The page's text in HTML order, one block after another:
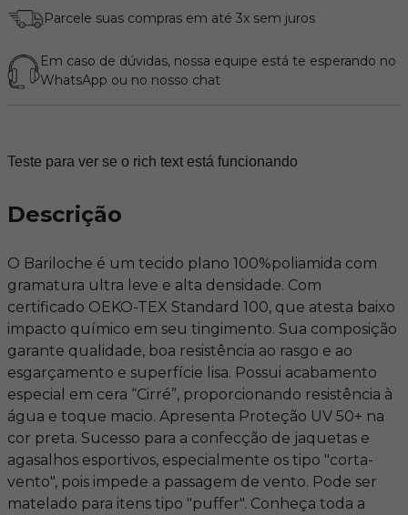
Parcele suas compras em até 3x sem juros
Em caso de dúvidas, nossa equipe está te esperando no
WhatsApp ou no nosso chat
Teste para ver se o rich text está funcionando
Descrição
O Bariloche é um tecido plano 100%poliamida com
gramatura ultra leve e alta densidade. Com
certificado OEKO-TEX Standard 100, que atesta baixo
impacto químico em seu tingimento. Sua composição
garante qualidade, boa resistência ao rasgo e ao
esgarçamento e superfície lisa. Possui acabamento
especial em cera “Cirré”, proporcionando resistência à
água e toque macio. Apresenta Proteção UV 50+ na
cor preta. Sucesso para a confecção de jaquetas e
agasalhos esportivos, especialmente os tipo "corta-
vento", pois impede a passagem de vento. Pode ser
matelado para itens tipo "puffer". Conheça toda a